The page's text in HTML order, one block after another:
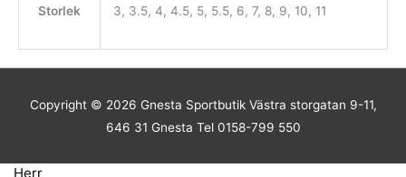
Storlek
3, 3.5, 4, 4.5, 5, 5.5, 6, 7, 8, 9, 10, 11
Copyright © 2026 Gnesta SportbutikVästra storgatan 9-11,
646 31 Gnesta Tel 0158-799 550
Herr